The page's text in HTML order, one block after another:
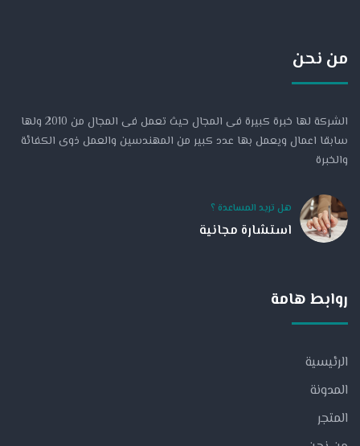
من نحن
الشركة لها خبرة كبيرة فى المجال حيث تعمل فى المجال من 2010 ولها
سابقا اعمال ويعمل بها عدد كبير من المهندسين والعمل ذوى الكفائة
والخبرة
هل تريد المساعدة ؟
استشارة مجانية
روابط هامة
الرئيسية
المدونة
المتجر